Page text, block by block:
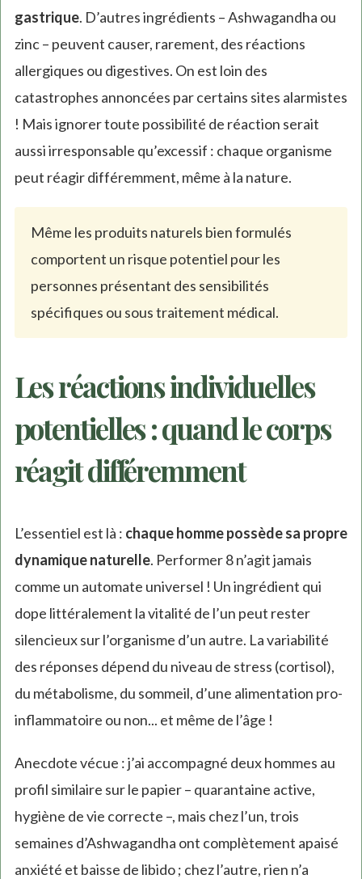
gastrique. D’autres ingrédients – Ashwagandha ou
zinc – peuvent causer, rarement, des réactions
allergiques ou digestives. On est loin des
catastrophes annoncées par certains sites alarmistes
! Mais ignorer toute possibilité de réaction serait
aussi irresponsable qu’excessif : chaque organisme
peut réagir différemment, même à la nature.
Même les produits naturels bien formulés
comportent un risque potentiel pour les
personnes présentant des sensibilités
spécifiques ou sous traitement médical.
Les réactions individuelles
potentielles : quand le corps
réagit différemment
L’essentiel est là : chaque homme possède sa propre
dynamique naturelle. Performer 8 n’agit jamais
comme un automate universel ! Un ingrédient qui
dope littéralement la vitalité de l’un peut rester
silencieux sur l’organisme d’un autre. La variabilité
des réponses dépend du niveau de stress (cortisol),
du métabolisme, du sommeil, d’une alimentation pro-
inflammatoire ou non... et même de l’âge !
Anecdote vécue : j’ai accompagné deux hommes au
profil similaire sur le papier – quarantaine active,
hygiène de vie correcte –, mais chez l’un, trois
semaines d’Ashwagandha ont complètement apaisé
anxiété et baisse de libido ; chez l’autre, rien n’a